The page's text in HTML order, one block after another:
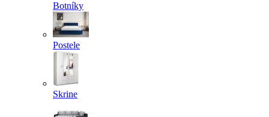
Botníky
Postele
Skrine